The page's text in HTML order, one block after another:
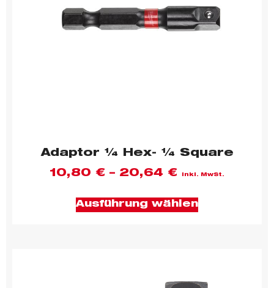
Adaptor ¼ Hex- ¼ Square
10,80 € – 20,64 € inkl. MwSt.
Ausführung wählen